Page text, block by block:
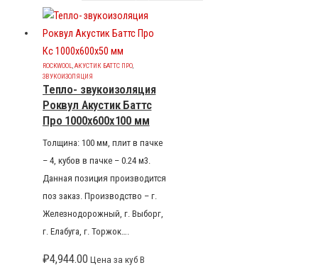
ROCKWOOL АКУСТИК БАТТС ПРО
ЗВУКОИЗОЛЯЦИЯ
Тепло- звукоизоляция
Роквул Акустик Баттс
Про 1000x600x100 мм
Толщина: 100 мм, плит в пачке
– 4, кубов в пачке – 0.24 м3.
Данная позиция производится
поз заказ. Производство – г.
Железнодорожный, г. Выборг,
г. Елабуга, г. Торжок….
₽4,944.00 Цена за куб В